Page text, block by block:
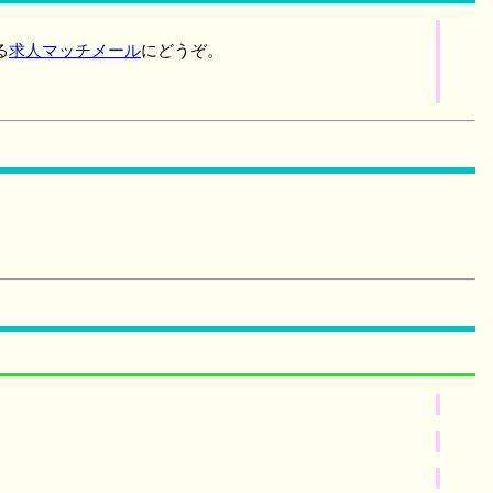
求人マッチメールにどうぞ。